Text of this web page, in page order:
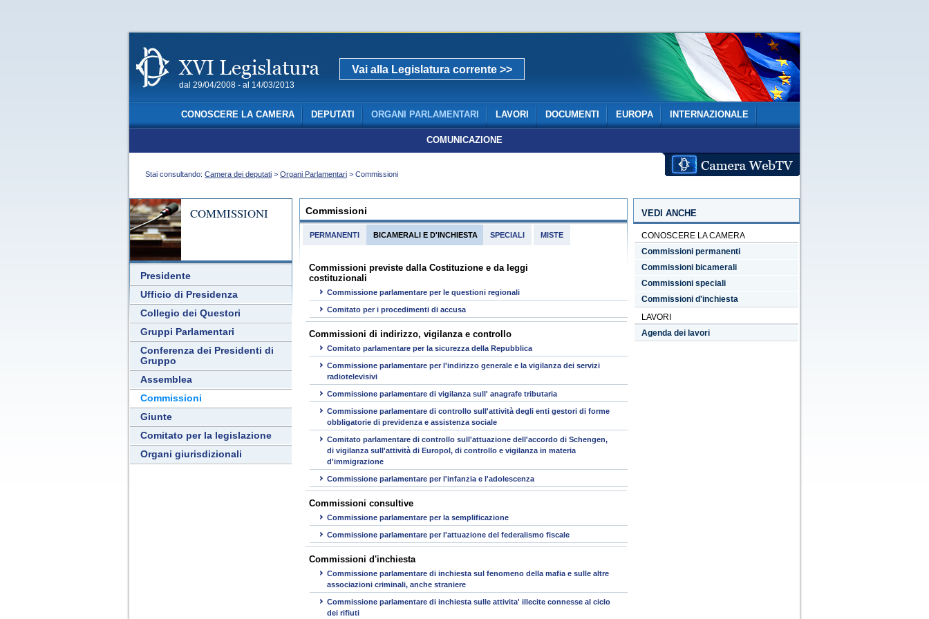
dal 29/04/2008 - al 14/03/2013
Vai alla Legislatura corrente >>
CONOSCERE LA CAMERA DEPUTATI ORGANI PARLAMENTARI LAVORI DOCUMENTI EUROPA INTERNAZIONALE
COMUNICAZIONE
Stai consultando: Camera dei deputati > Organi Parlamentari > Commissioni
COMMISSIONI
Presidente
Ufficio di Presidenza
Collegio dei Questori
Gruppi Parlamentari
Conferenza dei Presidenti di
Gruppo
Assemblea
Commissioni
Giunte
Comitato per la legislazione
Organi giurisdizionali
Commissioni
PERMANENTI BICAMERALI E D'INCHIESTA
Commissioni previste dalla Costituzione e da leggi
costituzionali
Commissione parlamentare per le questioni regionali
Comitato per i procedimenti di accusa
Commissioni di indirizzo, vigilanza e controllo
Comitato parlamentare per la sicurezza della Repubblica
Commissione parlamentare per l'indirizzo generale e la vigilanza dei servizi
radiotelevisivi
Commissione parlamentare di vigilanza sull' anagrafe tributaria
Commissione parlamentare di controllo sull'attività degli enti gestori di forme
obbligatorie di previdenza e assistenza sociale
Comitato parlamentare di controllo sull'attuazione dell'accordo di Schengen,
di vigilanza sull'attività di Europol, di controllo e vigilanza in materia
d'immigrazione
Commissione parlamentare per l'infanzia e l'adolescenza
Commissioni consultive
Commissione parlamentare per la semplificazione
Commissione parlamentare per l'attuazione del federalismo fiscale
Commissioni d'inchiesta
Commissione parlamentare di inchiesta sul fenomeno della mafia e sulle altre
associazioni criminali, anche straniere
Commissione parlamentare di inchiesta sulle attivita' illecite connesse al ciclo
dei rifiuti
SPECIALI MISTE
VEDI ANCHE
CONOSCERE LA CAMERA
Commissioni permanenti
Commissioni bicamerali
Commissioni speciali
Commissioni d'inchiesta
LAVORI
Agenda dei lavori